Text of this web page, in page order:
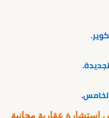
.
.
.
استشارة عقارية مجانية